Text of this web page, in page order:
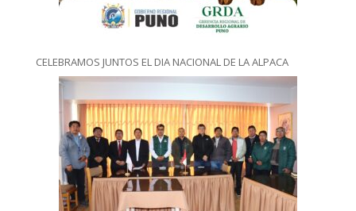
CELEBRAMOS JUNTOS EL DIA NACIONAL DE LA ALPACA